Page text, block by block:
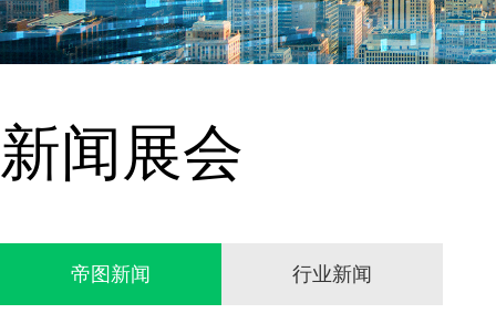
新闻展会
帝图新闻 行业新闻